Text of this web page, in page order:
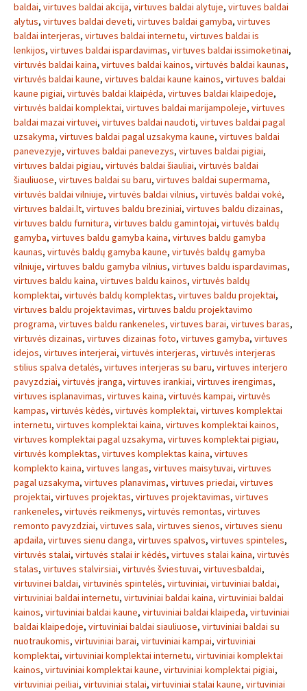
baldai, virtuves baldai akcija, virtuves baldai alytuje, virtuves baldai
alytus, virtuves baldai deveti, virtuves baldai gamyba, virtuves
baldai interjeras, virtuves baldai internetu, virtuves baldai is
lenkijos, virtuves baldai ispardavimas, virtuves baldai issimoketinai,
virtuvės baldai kaina, virtuves baldai kainos, virtuvės baldai kaunas,
virtuvės baldai kaune, virtuves baldai kaune kainos, virtuves baldai
kaune pigiai, virtuvės baldai klaipėda, virtuves baldai klaipedoje,
virtuvės baldai komplektai, virtuves baldai marijampoleje, virtuves
baldai mazai virtuvei, virtuves baldai naudoti, virtuves baldai pagal
uzsakyma, virtuves baldai pagal uzsakyma kaune, virtuves baldai
panevezyje, virtuves baldai panevezys, virtuves baldai pigiai,
virtuves baldai pigiau, virtuvės baldai šiauliai, virtuvės baldai
šiauliuose, virtuves baldai su baru, virtuves baldai supermama,
virtuvės baldai vilniuje, virtuvės baldai vilnius, virtuvės baldai vokė,
virtuves baldai.lt, virtuves baldu breziniai, virtuves baldu dizainas,
virtuves baldu furnitura, virtuves baldu gamintojai, virtuvės baldų
gamyba, virtuves baldu gamyba kaina, virtuves baldu gamyba
kaunas, virtuvės baldų gamyba kaune, virtuvės baldų gamyba
vilniuje, virtuves baldu gamyba vilnius, virtuves baldu ispardavimas,
virtuves baldu kaina, virtuves baldu kainos, virtuvės baldų
komplektai, virtuvės baldų komplektas, virtuves baldu projektai,
virtuves baldu projektavimas, virtuves baldu projektavimo
programa, virtuves baldu rankeneles, virtuves barai, virtuves baras,
virtuvės dizainas, virtuves dizainas foto, virtuves gamyba, virtuves
idejos, virtuves interjerai, virtuvės interjeras, virtuvės interjeras
stilius spalva detalės, virtuves interjeras su baru, virtuves interjero
pavyzdziai, virtuvės įranga, virtuves irankiai, virtuves irengimas,
virtuves isplanavimas, virtuves kaina, virtuvės kampai, virtuvės
kampas, virtuvės kėdės, virtuvės komplektai, virtuves komplektai
internetu, virtuves komplektai kaina, virtuves komplektai kainos,
virtuves komplektai pagal uzsakyma, virtuves komplektai pigiau,
virtuvės komplektas, virtuves komplektas kaina, virtuves
komplekto kaina, virtuves langas, virtuves maisytuvai, virtuves
pagal uzsakyma, virtuves planavimas, virtuves priedai, virtuves
projektai, virtuves projektas, virtuves projektavimas, virtuves
rankeneles, virtuvės reikmenys, virtuvės remontas, virtuves
remonto pavyzdziai, virtuves sala, virtuves sienos, virtuves sienu
apdaila, virtuves sienu danga, virtuves spalvos, virtuves spinteles,
virtuvės stalai, virtuvės stalai ir kėdės, virtuves stalai kaina, virtuvės
stalas, virtuves stalvirsiai, virtuvės šviestuvai, virtuvesbaldai,
virtuvinei baldai, virtuvinės spintelės, virtuviniai, virtuviniai baldai,
virtuviniai baldai internetu, virtuviniai baldai kaina, virtuviniai baldai
kainos, virtuviniai baldai kaune, virtuviniai baldai klaipeda, virtuviniai
baldai klaipedoje, virtuviniai baldai siauliuose, virtuviniai baldai su
nuotraukomis, virtuviniai barai, virtuviniai kampai, virtuviniai
komplektai, virtuviniai komplektai internetu, virtuviniai komplektai
kainos, virtuviniai komplektai kaune, virtuviniai komplektai pigiai,
virtuviniai peiliai, virtuviniai stalai, virtuviniai stalai kaune, virtuviniai